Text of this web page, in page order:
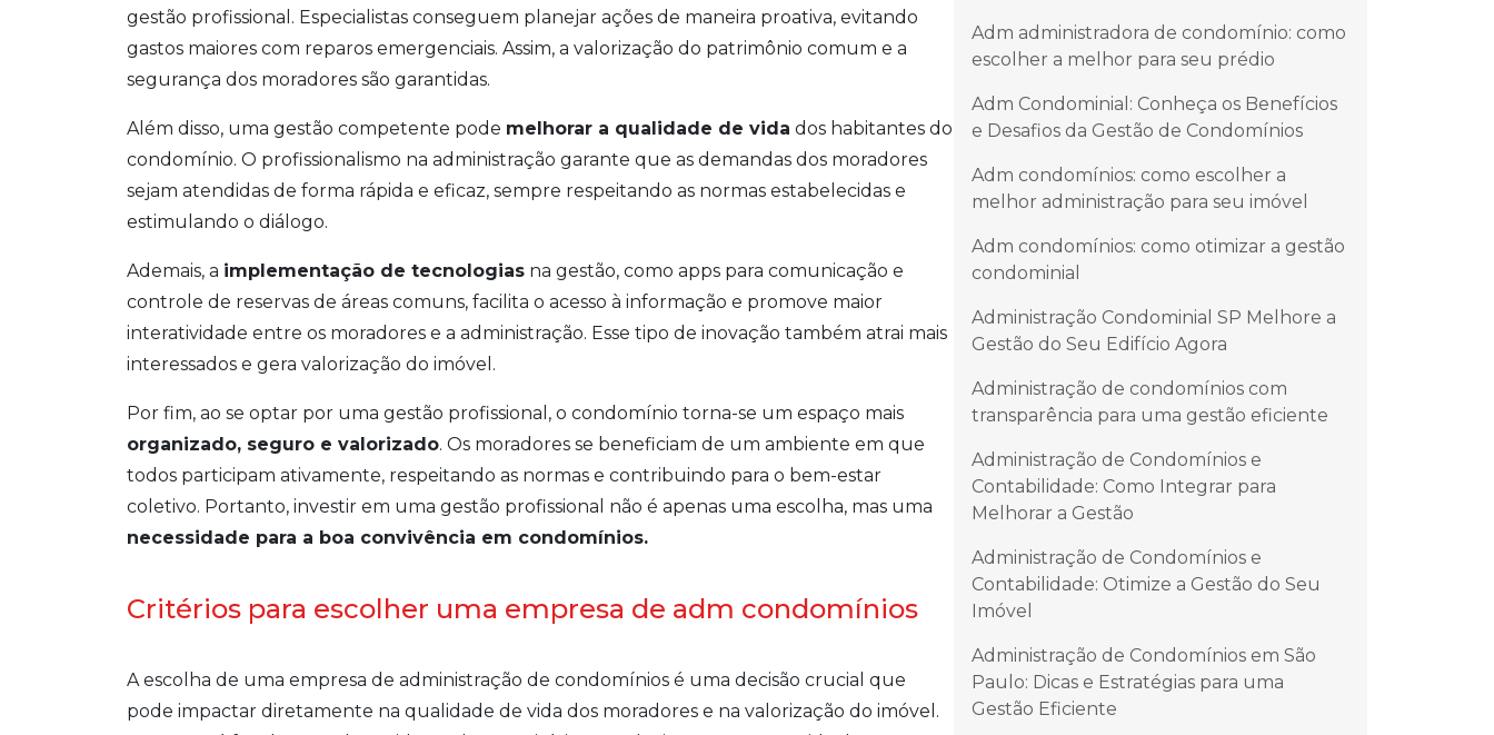
gestão profissional. Especialistas conseguem planejar ações de maneira proativa, evitando
gastos maiores com reparos emergenciais. Assim, a valorização do patrimônio comum e a
segurança dos moradores são garantidas.
Além disso, uma gestão competente pode melhorar a qualidade de vida dos habitantes do
condomínio. O profissionalismo na administração garante que as demandas dos moradores
sejam atendidas de forma rápida e eficaz, sempre respeitando as normas estabelecidas e
estimulando o diálogo.
Ademais, a implementação de tecnologias na gestão, como apps para comunicação e
controle de reservas de áreas comuns, facilita o acesso à informação e promove maior
interatividade entre os moradores e a administração. Esse tipo de inovação também atrai mais
interessados e gera valorização do imóvel.
Por fim, ao se optar por uma gestão profissional, o condomínio torna-se um espaço mais
organizado, seguro e valorizado. Os moradores se beneficiam de um ambiente em que
todos participam ativamente, respeitando as normas e contribuindo para o bem-estar
coletivo. Portanto, investir em uma gestão profissional não é apenas uma escolha, mas uma
necessidade para a boa convivência em condomínios.
Critérios para escolher uma empresa de adm condomínios
A escolha de uma empresa de administração de condomínios é uma decisão crucial que
pode impactar diretamente na qualidade de vida dos moradores e na valorização do imóvel.
Adm administradora de condomínio: como
escolher a melhor para seu prédio
Adm Condominial: Conheça os Benefícios
e Desafios da Gestão de Condomínios
Adm condomínios: como escolher a
melhor administração para seu imóvel
Adm condomínios: como otimizar a gestão
condominial
Administração Condominial SP Melhore a
Gestão do Seu Edifício Agora
Administração de condomínios com
transparência para uma gestão eficiente
Administração de Condomínios e
Contabilidade: Como Integrar para
Melhorar a Gestão
Administração de Condomínios e
Contabilidade: Otimize a Gestão do Seu
Imóvel
Administração de Condomínios em São
Paulo: Dicas e Estratégias para uma
Gestão Eficiente